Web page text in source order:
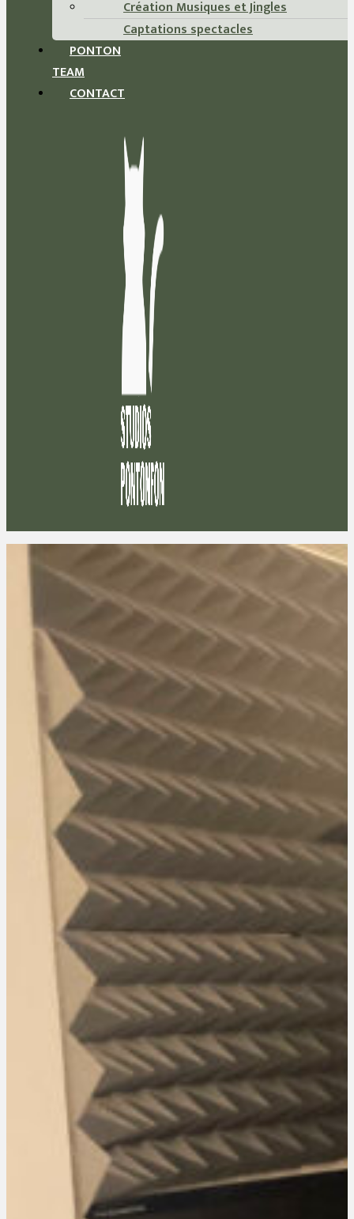
Création Musiques et Jingles
Captations spectacles
PONTON
TEAM
CONTACT